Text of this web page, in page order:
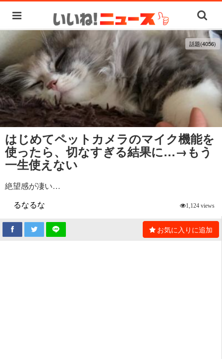
話題(4056)
はじめてペットカメラのマイク機能を
使ったら、切なすぎる結果に…→もう
一生使えない
絶望感が凄い…
るなるな
1,124 views
お気に入りに追加